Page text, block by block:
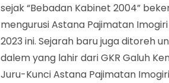
sejak “Bebadan Kabinet 2004”
mengurusi Astana Pajimatan
2023 ini. Sejarah baru juga ditoreh
dalem yang lahir dari GKR Galuh
Juru-Kunci Astana Pajimatan